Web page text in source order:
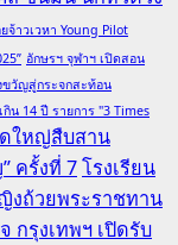
จ้าวเวหา Young Pilot
อักษรฯ จุฬาฯ เปิดสอน
ขวัญสู่กระจกสะท้อน
น 14 ปี รายการ "3 Times
ใหญ่สืบสาน
ครั้งที่ 7โรงเรียน
งถ้วยพระราชทาน
กรุงเทพฯ เปิดรับ